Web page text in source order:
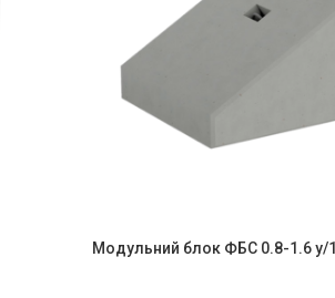
Модульний блок ФБС 0.8-1.6 y/1